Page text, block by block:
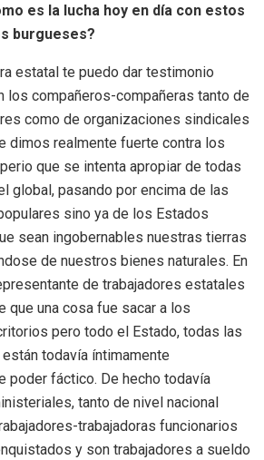
es la lucha hoy en día con estos
burgueses?
estatal te puedo dar testimonio
los compañeros-compañeras tanto de
como de organizaciones sindicales
dimos realmente fuerte contra los
que se intenta apropiar de todas
global, pasando por encima de las
sino ya de los Estados
sean ingobernables nuestras tierras
de nuestros bienes naturales. En
de trabajadores estatales
que una cosa fue sacar a los
pero todo el Estado, todas las
todavía íntimamente
poder fáctico. De hecho todavía
tanto de nivel nacional
trabajadoras funcionarios
y son trabajadores a sueldo